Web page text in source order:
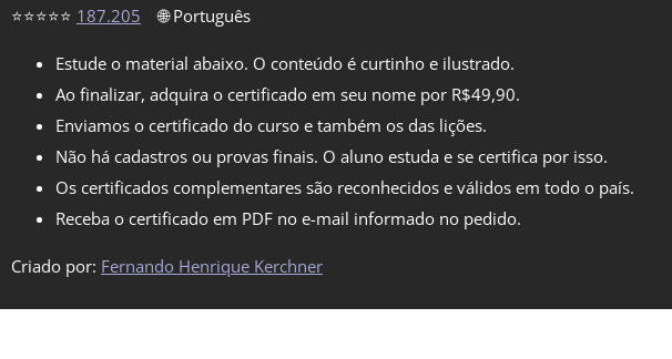
⭐⭐⭐⭐⭐ 187.205 🌐 Português
Estude o material abaixo. O conteúdo é curtinho e ilustrado.
Ao finalizar, adquira o certificado em seu nome por R$49,90.
Enviamos o certificado do curso e também os das lições.
Não há cadastros ou provas finais. O aluno estuda e se certifica por isso.
Os certificados complementares são reconhecidos e válidos em todo o país.
Receba o certificado em PDF no e-mail informado no pedido.
Criado por: Fernando Henrique Kerchner